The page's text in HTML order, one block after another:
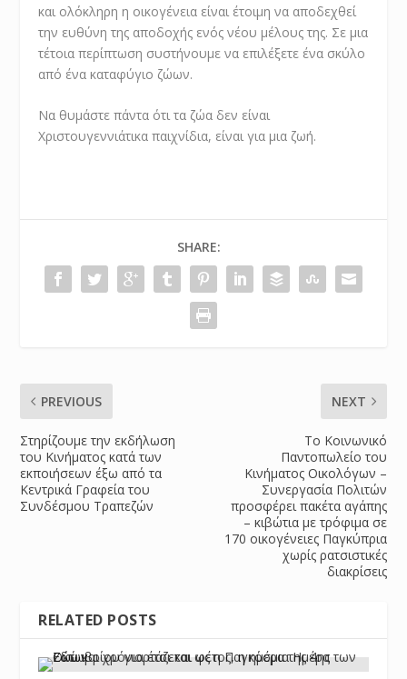
και ολόκληρη η οικογένεια είναι έτοιμη να αποδεχθεί
την ευθύνη της αποδοχής ενός νέου μέλους της. Σε μια
τέτοια περίπτωση συστήνουμε να επιλέξετε ένα σκύλο
από ένα καταφύγιο ζώων.
Να θυμάστε πάντα ότι τα ζώα δεν είναι
Χριστουγεννιάτικα παιχνίδια, είναι για μια ζωή.
SHARE:
PREVIOUS
Στηρίζουμε την εκδήλωση
του Κινήματος κατά των
εκποιήσεων έξω από τα
Κεντρικά Γραφεία του
Συνδέσμου Τραπεζών
NEXT
Το Κοινωνικό
Παντοπωλείο του
Κινήματος Οικολόγων –
Συνεργασία Πολιτών
προσφέρει πακέτα αγάπης
– κιβώτια με τρόφιμα σε
170 οικογένειες Παγκύπρια
χωρίς ρατσιστικές
διακρίσεις
RELATED POSTS